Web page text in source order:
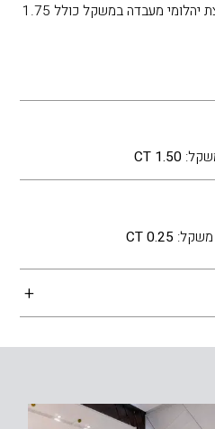
טבעת יהלומים, 14K זהב, משובצת יהלומי מעבדה במשקל כולל 1.75
1.50 CT
משקל: 0.25 CT